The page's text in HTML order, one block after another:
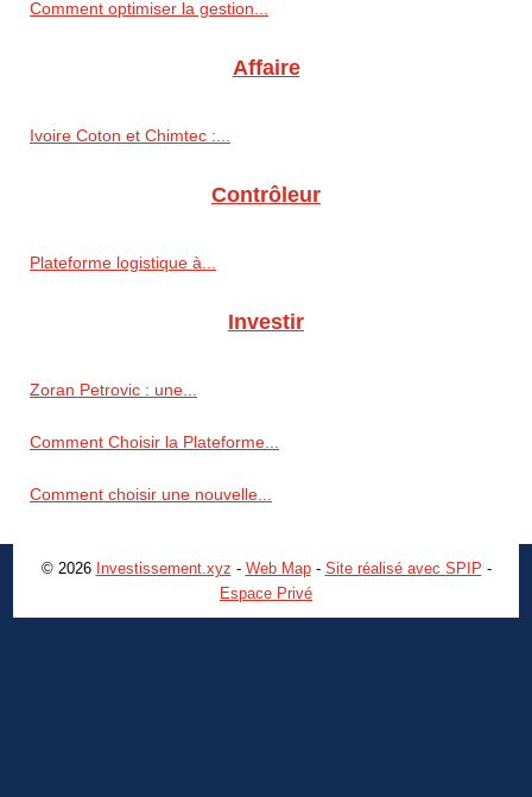
Comment optimiser la gestion...
Affaire
Ivoire Coton et Chimtec :...
Contrôleur
Plateforme logistique à...
Investir
Zoran Petrovic : une...
Comment Choisir la Plateforme...
Comment choisir une nouvelle...
© 2026 Investissement.xyz - Web Map- Site réalisé avec SPIP -
Espace Privé